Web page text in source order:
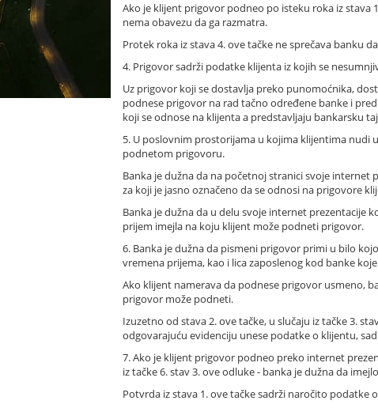
Ako je klijent prigovor podneo po isteku roka iz stava
nema obavezu da ga razmatra.
Protek roka iz stava 4. ove tačke ne sprečava banku
4. Prigovor sadrži podatke klijenta iz kojih se
Uz prigovor koji se dostavlja preko punomoćnika,
podnese prigovor na rad tačno određene banke i
koji se odnose na klijenta a predstavljaju bankarsku
5. U poslovnim prostorijama u kojima klijentima nudi
podnetom prigovoru.
Banka je dužna da na početnoj stranici svoje
za koji je jasno označeno da se odnosi na prigovore
Banka je dužna da u delu svoje internet prezentacije
prijem imejla na koju klijent može podneti prigovor.
6. Banka je dužna da pismeni prigovor primi u bilo
vremena prijema, kao i lica zaposlenog kod banke
Ako klijent namerava da podnese prigovor usmeno,
prigovor može podneti.
Izuzetno od stava 2. ove tačke, u slučaju iz tačke 3.
odgovarajuću evidenciju unese podatke o klijentu,
7. Ako je klijent prigovor podneo preko internet
iz tačke 6. stav 3. ove odluke - banka je dužna da
Potvrda iz stava 1. ove tačke sadrži naročito